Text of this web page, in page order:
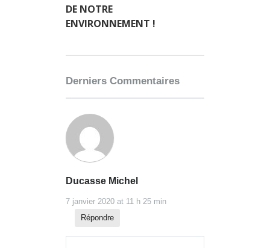
DE NOTRE
ENVIRONNEMENT !
Derniers Commentaires
Ducasse Michel
7 janvier 2020 at 11 h 25 min
Répondre